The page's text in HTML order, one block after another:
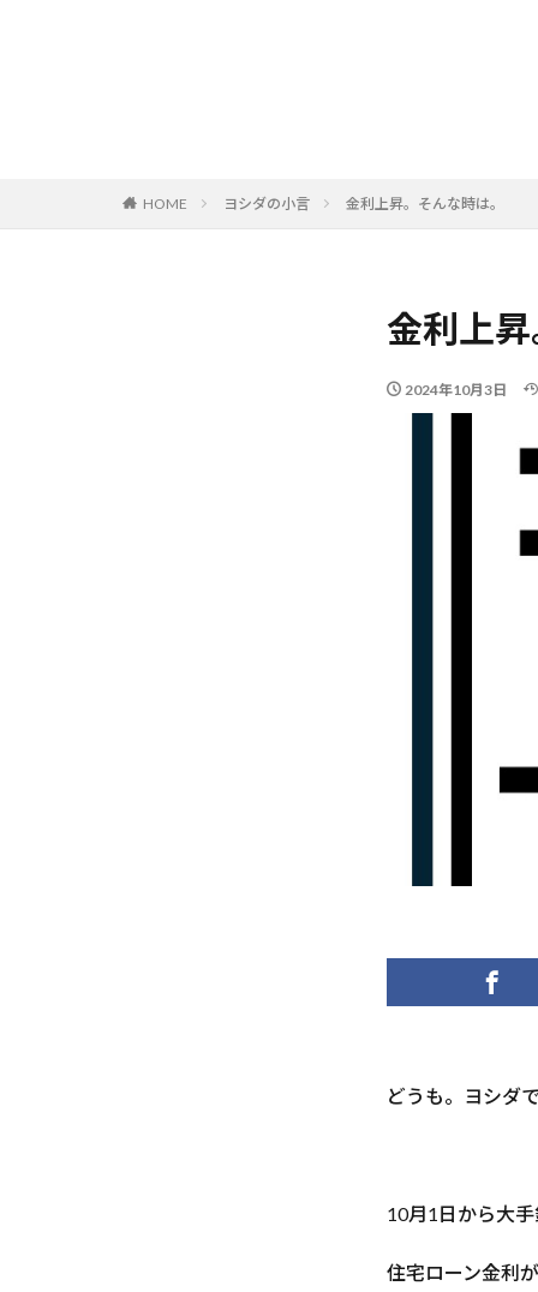
HOME ヨシダの小言 金利上昇。そんな時は。
金利上昇
2024年10月3日
どうも。ヨシダで
10月1日から大
住宅ローン金利が